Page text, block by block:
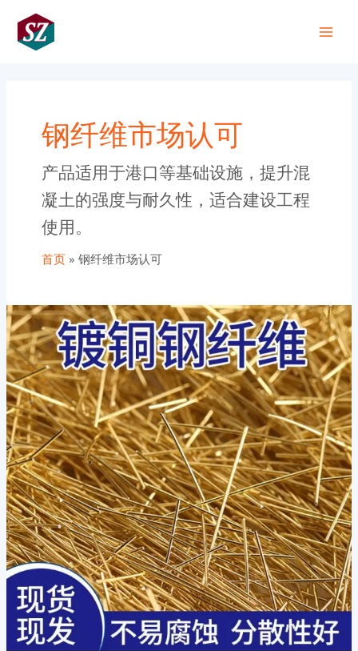
钢纤维市场认可
产品适用于港口等基础设施，提升混
凝土的强度与耐久性，适合建设工程
使用。
首页 钢纤维市场认可